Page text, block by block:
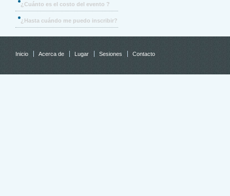
¿Cuánto es el costo del evento ?
¿Hasta cuándo me puedo inscribir?
Inicio Acerca de Lugar Sesiones Contacto